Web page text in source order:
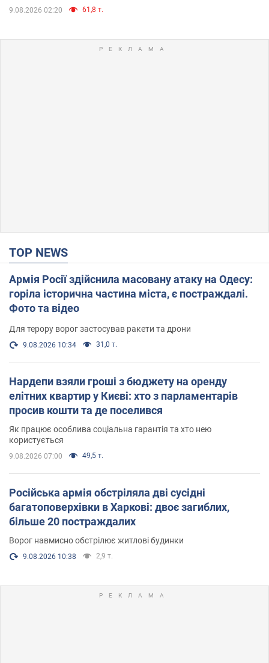
9.08.2026 02:20 61,8 т.
TOP NEWS
Армія Росії здійснила масовану атаку на Одесу:
горіла історична частина міста, є постраждалі.
Фото та відео
Для терору ворог застосував ракети та дрони
9.08.2026 10:34 31,0 т.
Нардепи взяли гроші з бюджету на оренду
елітних квартир у Києві: хто з парламентарів
просив кошти та де поселився
Як працює особлива соціальна гарантія та хто нею
користується
9.08.2026 07:00 49,5 т.
Російська армія обстріляла дві сусідні
багатоповерхівки в Харкові: двоє загиблих,
більше 20 постраждалих
Ворог навмисно обстрілює житлові будинки
9.08.2026 10:38 2,9 т.